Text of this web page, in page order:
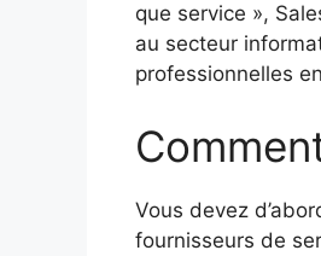
que service »,
au secteur
professionnelles
Vous devez
fournisseurs de